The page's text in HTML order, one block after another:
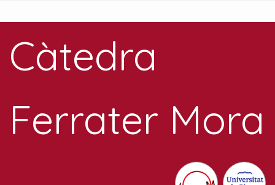
Càtedra
Ferrater Mora